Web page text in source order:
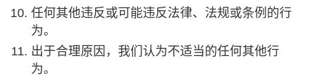
任何其他违反或可能违反法律、法规或条例的行
为。
出于合理原因，我们认为不适当的任何其他行
为。